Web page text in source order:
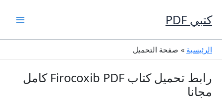
إلى
المحتوى
كتبي PDF
الرئيسية صفحة التحميل
رابط تحميل كتاب Firocoxib PDF كامل
مجانا